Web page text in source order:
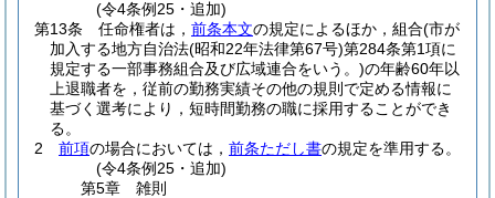
(令4条例25・追加)
第13条
任命権者は， 前条本文の規定によるほか，組合(市が
加入する地方自治法(昭和22年法律第67号)第284条第1項に
規定する一部事務組合及び広域連合をいう。)の年齢60年以
上退職者を，従前の勤務実績その他の規則で定める情報に
基づく選考により，短時間勤務の職に採用することができ
る。
2
前項の場合においては， 前条ただし書の規定を準用する。
(令4条例25・追加)
第5章
雑則